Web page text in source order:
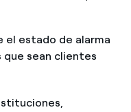
estado de alarma
sean clientes